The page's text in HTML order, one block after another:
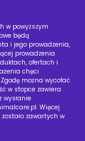
w powyższym
będą
i jego prowadzenia,
prowadzenia
ofertach i
chęci
można wycofać
w stopce zawiera
wysłanie
. Więcej
zawartych w